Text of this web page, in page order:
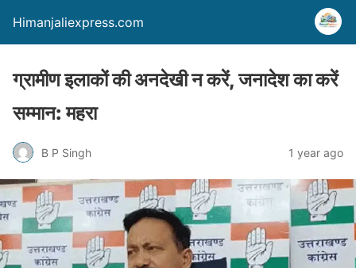
Himanjaliexpress.com
ग्रामीण इलाकों की अनदेखी न करें, जनादेश का करें
सम्मान: महरा
B P Singh 1 year ago